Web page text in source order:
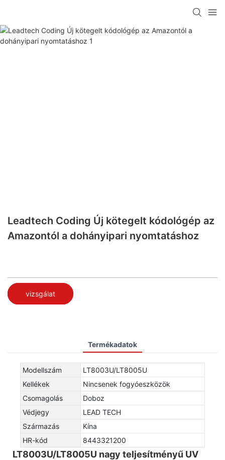
Leadtech Coding Új kötegelt kódológép az
Amazontól a dohányipari nyomtatáshoz
vizsgálat
Termékadatok
Modellszám
LT8003U/LT8005U
Kellékek
Nincsenek fogyóeszközök
Csomagolás
Doboz
Védjegy
LEAD TECH
Származás
Kína
HR-kód
8443321200
LT8003U/LT8005U nagy teljesítményű UV